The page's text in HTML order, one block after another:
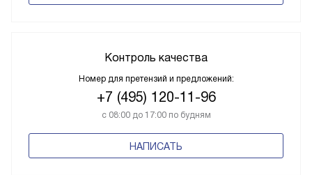
Контроль качества
Номер для претензий и предложений:
+7 (495) 120-11-96
с 08:00 до 17:00 по будням
НАПИСАТЬ